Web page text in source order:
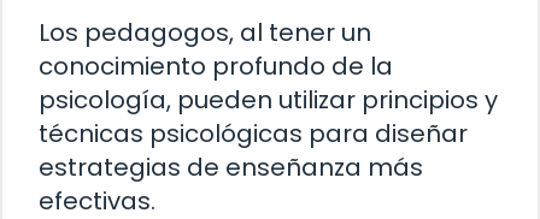
Los pedagogos, al tener un
conocimiento profundo de la
psicología, pueden utilizar principios y
técnicas psicológicas para diseñar
estrategias de enseñanza más
efectivas.